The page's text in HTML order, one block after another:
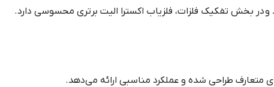
و در بخش تفکیک فلزات، فلزیاب اکسترا الیت برتری محسوسی دارد.
طراحی شده و عملکرد مناسبی ارائه می‌دهد.